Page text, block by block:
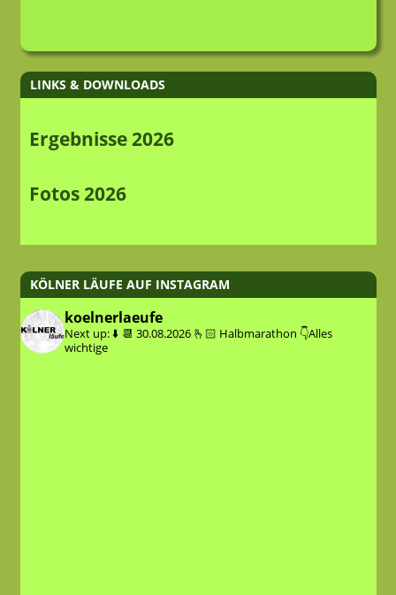
LINKS & DOWNLOADS
Ergebnisse 2026
Fotos 2026
KÖLNER LÄUFE AUF INSTAGRAM
koelnerlaeufe
Next up: ⬇️ 📆 30.08.2026 🫰🏻 Halbmarathon 👇Alles
wichtige